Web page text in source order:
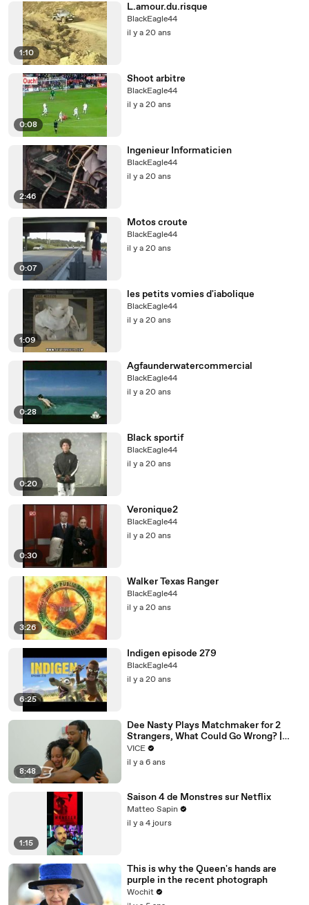
1:10
L.amour.du.risque
BlackEagle44
il y a 20 ans
0:08
Shoot arbitre
BlackEagle44
il y a 20 ans
2:46
Ingenieur Informaticien
BlackEagle44
il y a 20 ans
0:07
Motos croute
BlackEagle44
il y a 20 ans
1:09
les petits vomies d'iabolique
BlackEagle44
il y a 20 ans
0:28
Agfaunderwatercommercial
BlackEagle44
il y a 20 ans
0:20
Black sportif
BlackEagle44
il y a 20 ans
0:30
Veronique2
BlackEagle44
il y a 20 ans
3:26
Walker Texas Ranger
BlackEagle44
il y a 20 ans
6:25
Indigen episode 279
BlackEagle44
il y a 20 ans
8:48
Dee Nasty Plays Matchmaker for 2
Strangers, What Could Go Wrong? |
Pavement Passion: Brighton Beach
VICE
il y a 6 ans
1:15
Saison 4 de Monstres sur Netflix
Matteo Sapin
il y a 4 jours
This is why the Queen's hands are
purple in the recent photograph
Wochit